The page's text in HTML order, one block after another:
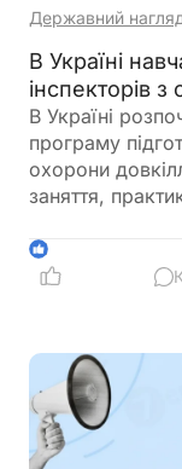
Державний
В Україні
інспекторів
В Україні
програму
охорони
заняття,
1